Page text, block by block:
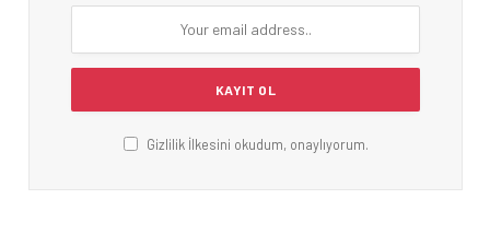
Gizlilik İlkesini okudum, onaylıyorum.